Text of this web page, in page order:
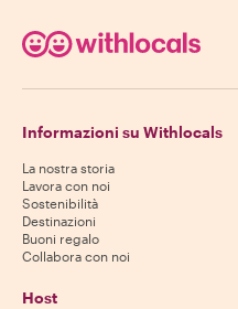
Informazioni su Withlocals
La nostra storia
Lavora con noi
Sostenibilità
Destinazioni
Buoni regalo
Collabora con noi
Host